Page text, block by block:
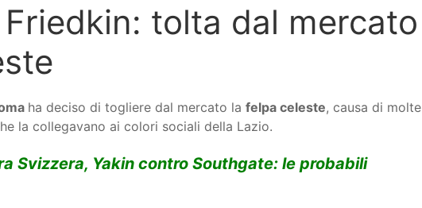
tolta dal mercato
ha deciso di togliere dal mercato la felpa celeste, causa di molte
la collegavano ai colori sociali della Lazio.
Svizzera, Yakin contro Southgate: le probabili